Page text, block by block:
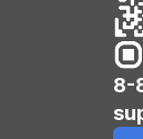
8-